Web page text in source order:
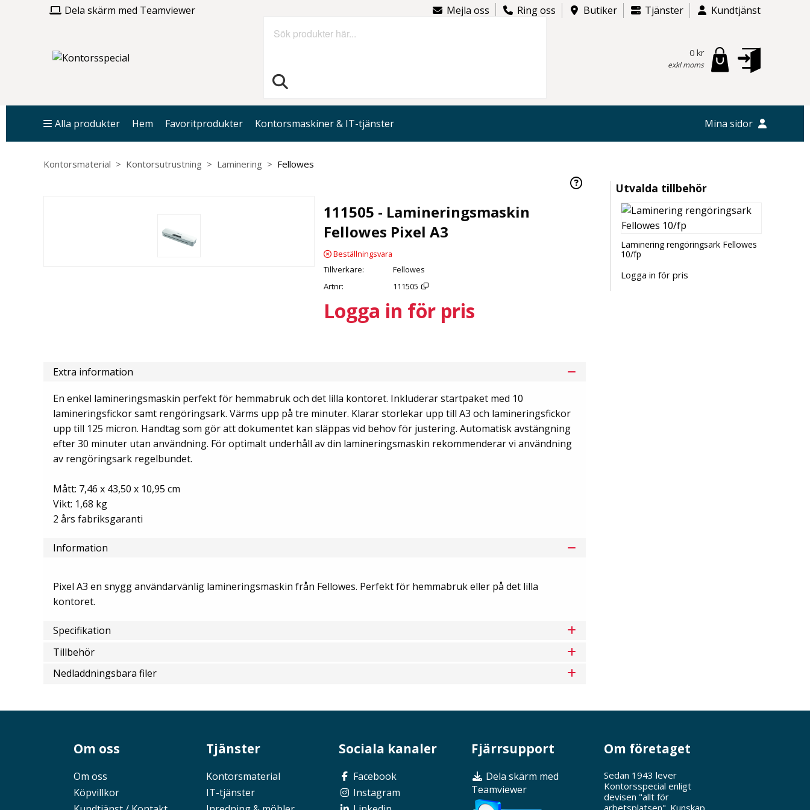
Mejla oss Ring oss Butiker Tjänster Kundtjänst
Dela skärm med Teamviewer
0 kr
exkl moms
Sök
Alla produkter Hem Favoritprodukter Kontorsmaskiner & IT-tjänster Mina sidor
Kontorsmaterial Kontorsutrustning Laminering Fellowes
111505 - Lamineringsmaskin
Fellowes Pixel A3
Beställningsvara
Tillverkare
Fellowes
Artnr
111505
Logga in för pris
Extra information
En enkel lamineringsmaskin perfekt för hemmabruk och det lilla kontoret. Inkluderar startpaket med 10
lamineringsfickor samt rengöringsark. Värms upp på tre minuter. Klarar storlekar upp till A3 och lamineringsfickor
upp till 125 micron. Handtag som gör att dokumentet kan släppas vid behov för justering. Automatisk avstängning
efter 30 minuter utan användning. För optimalt underhåll av din lamineringsmaskin rekommenderar vi användning
av rengöringsark regelbundet.
Mått: 7,46 x 43,50 x 10,95 cm
Vikt: 1,68 kg
2 års fabriksgaranti
Information
Pixel A3 en snygg användarvänlig lamineringsmaskin från Fellowes. Perfekt för hemmabruk eller på det lilla
kontoret.
Specifikation
Tillbehör
Nedladdningsbara filer
Utvalda tillbehör
Laminering rengöringsark Fellowes
10/fp
Logga in för pris
Om oss
Om oss
Köpvillkor
Tjänster
Kontorsmaterial
IT-tjänster
Sociala kanaler
Facebook
Instagram
Fjärrsupport
Dela skärm med
Teamviewer
Om företaget
Sedan 1943 lever
Kontorsspecial enligt
devisen "allt för
arbetsplatsen". Kunskap,